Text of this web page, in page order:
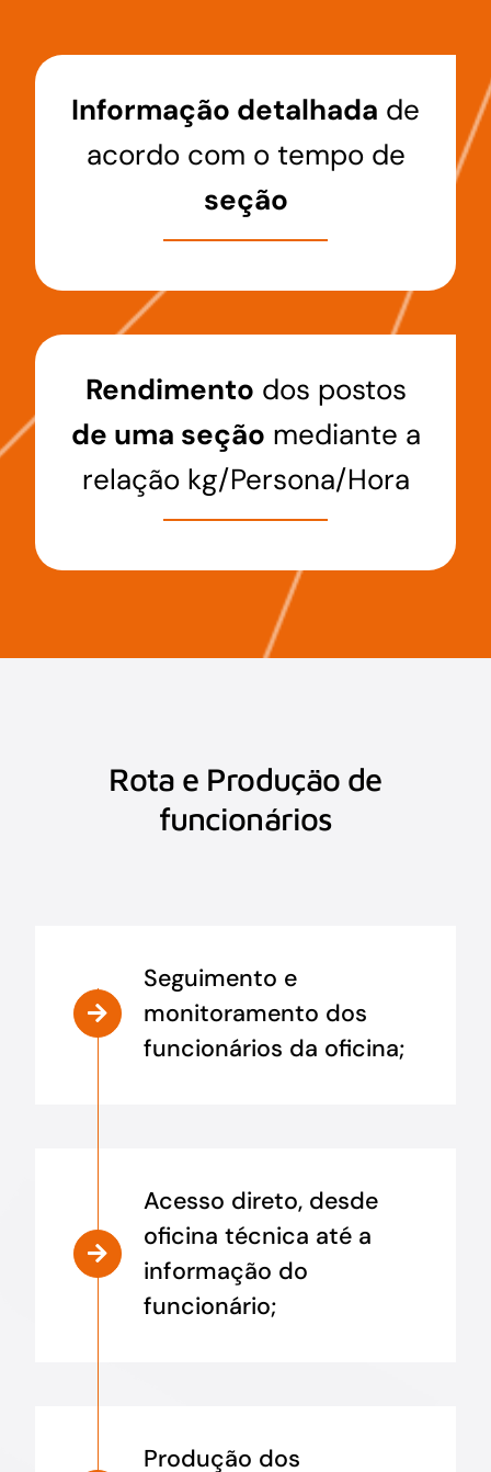
Informação detalhada de
acordo com o tempo de
seção
Rendimento dos postos
de uma seção mediante a
relação kg/Persona/Hora
Rota e Produçäo de
funcionários
Seguimento e
monitoramento dos
funcionários da oficina;
Acesso direto, desde
oficina técnica até a
informação do
funcionário;
Produção dos